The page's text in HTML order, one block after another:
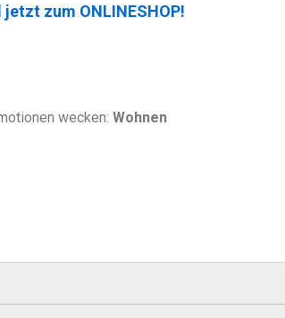
jetzt zum ONLINESHOP!
wecken: Wohnen